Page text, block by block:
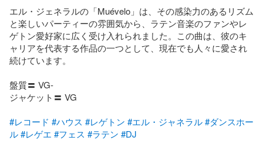
エル・ジェネラルの「Muévelo」は、その感染力のあるリズム
と楽しいパーティーの雰囲気から、ラテン音楽のファンやレ
ゲトン愛好家に広く受け入れられました。この曲は、彼のキ
ャリアを代表する作品の一つとして、現在でも人々に愛され
続けています。
盤質〓 VG-
ジャケット〓 VG
#レコード #ハウス #レゲトン #エル・ジャネラル#ダンスホー
ル#レゲエ #フェス #ラテン #DJ